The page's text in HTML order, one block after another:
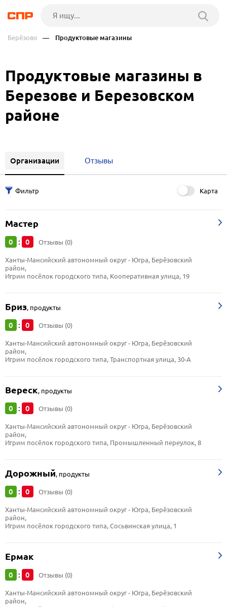
Берёзово — Продуктовые магазины
Продуктовые магазины в
Березове и Березовском
районе
Организации Отзывы
Карта
Мастер
0 : 0 Отзывы (0)
Ханты-Мансийский автономный округ - Югра, Берёзовский
район,
Игрим посёлок городского типа, Кооперативная улица, 19
Бриз, продукты
0 : 0 Отзывы (0)
Ханты-Мансийский автономный округ - Югра, Берёзовский
район,
Игрим посёлок городского типа, Транспортная улица, 30-А
Вереск, продукты
0 : 0 Отзывы (0)
Ханты-Мансийский автономный округ - Югра, Берёзовский
район,
Игрим посёлок городского типа, Промышленный переулок, 8
Дорожный, продукты
0 : 0 Отзывы (0)
Ханты-Мансийский автономный округ - Югра, Берёзовский
район,
Игрим посёлок городского типа, Сосьвинская улица, 1
Ермак
0 : 0 Отзывы (0)
Ханты-Мансийский автономный округ - Югра, Берёзовский
район,